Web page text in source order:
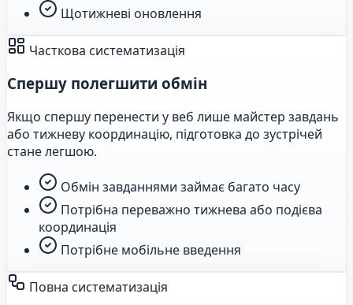
Щотижневі оновлення
Часткова систематизація
Спершу полегшити обмін
Якщо спершу перенести у веб лише майстер завдань
або тижневу координацію, підготовка до зустрічей
стане легшою.
Обмін завданнями займає багато часу
Потрібна переважно тижнева або подієва
координація
Потрібне мобільне введення
Повна систематизація